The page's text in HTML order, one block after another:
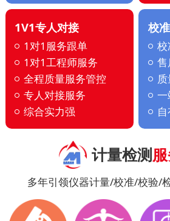
1V1专人对接
1对1服务跟单
1对1工程师服务
全程质量服务管控
专人对接服务
综合实力强
校
校
售
一
计量检测
多年引领仪器计量/校准/校验/